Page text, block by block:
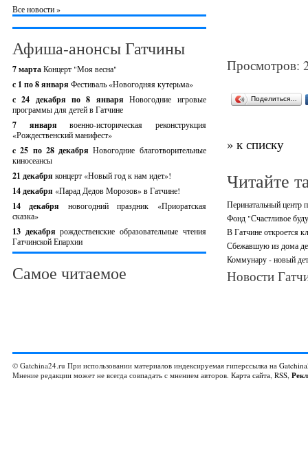
Все новости »
Афиша-анонсы Гатчины
7 мартаКонцерт "Моя весна"
с 1 по 8 января Фестиваль «Новогодняя кутерьма»
с 24 декабря по 8 январяНовогодние игровые
программы для детей в Гатчине
7 январявоенно-историческая реконструкция
«Рождественский манифест»
c 25 по 28 декабряНовогодние благотворительные
киносеансы
21 декабря концерт «Новый год к нам идет»!
14 декабря «Парад Дедов Морозов» в Гатчине!
14 декабря новогодний праздник «Приоратская
сказка»
13 декабрярождественские образовательные чтения
Гатчинской Епархии
Самое читаемое
Просмотров:
Поделиться…
» к списку
Читайте
Перинатальный центр
Фонд "Счастливое
В Гатчине откроется
Сбежавшую из дома
Коммунару - новый
Новости
© Gatchina24.ru При использовании материалов индексируемая гиперссылка на
Мнение редакции может не всегда совпадать с мнением авторов. Карта сайта, RSS,